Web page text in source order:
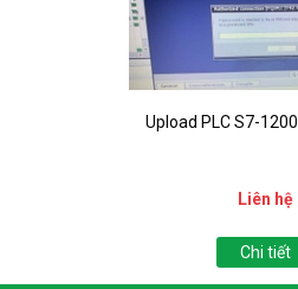
Upload PLC S7-
Liên hệ
Chi tiết